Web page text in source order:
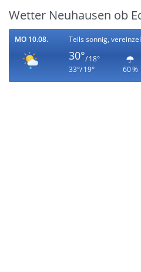
Wetter Neuhausen ob
MO 10.08. Teils sonnig,
30°/ 18°
33°/ 19°
60 %